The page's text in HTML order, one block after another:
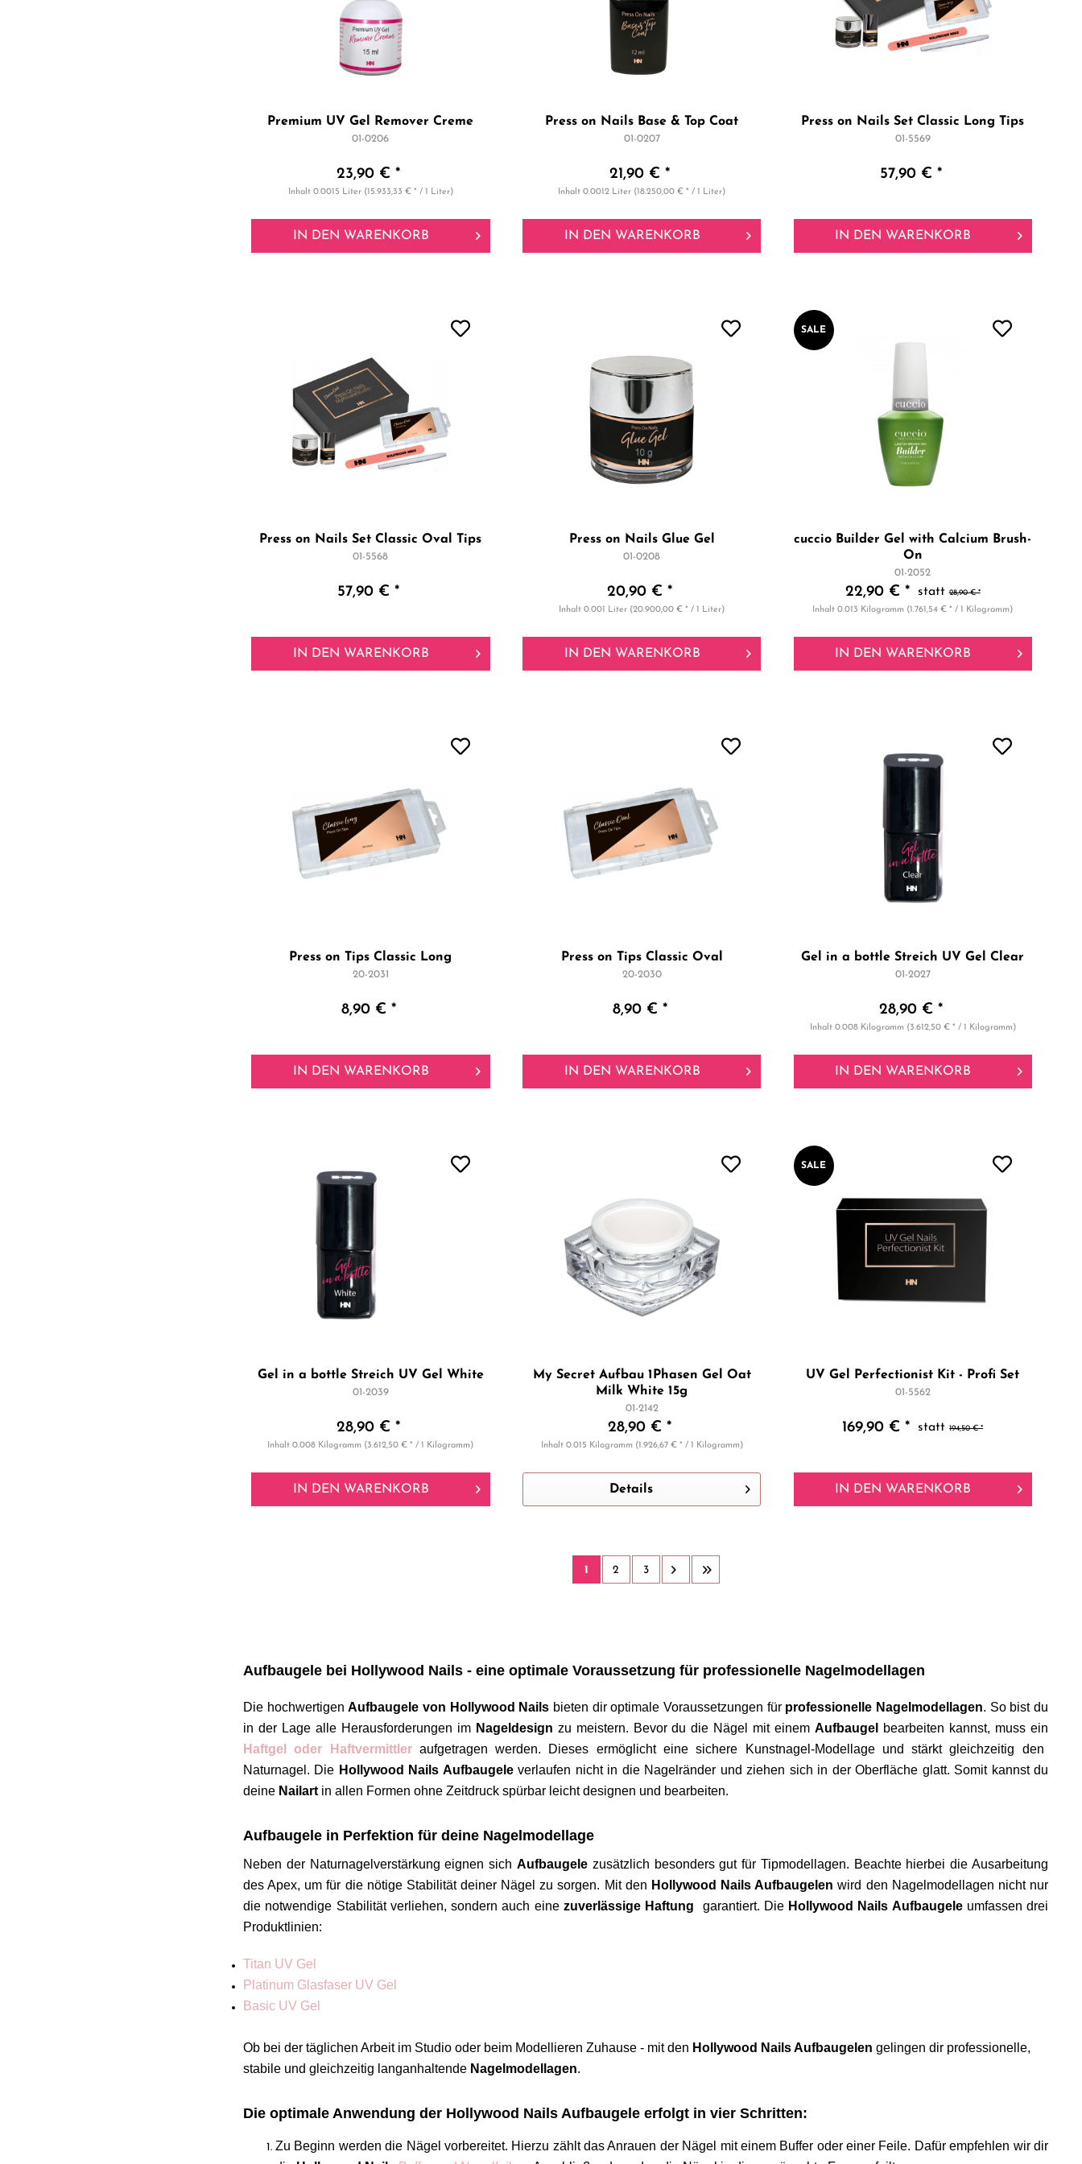
Premium UV Gel Remover Creme
01-0206
23,90 € *
Inhalt 0.0015 Liter (15.933,33 € * / 1 Liter)
IN DEN WARENKORB
Press on Nails Base & Top Coat
01-0207
21,90 € *
Inhalt0.0012 Liter (18.250,00 € * / 1 Liter)
IN DEN WARENKORB
Press on Nails Set Classic Long Tips
01-5569
57,90 € *
IN DEN WARENKORB
Press on Nails Set Classic Oval Tips
01-5568
57,90 € *
IN DEN WARENKORB
Press on Nails Glue Gel
01-0208
20,90 € *
Inhalt0.001 Liter (20.900,00 € * / 1 Liter)
IN DEN WARENKORB
SALE
cuccio Builder Gel with Calcium Brush-
On
01-2052
22,90 € *
28,90 € *
Inhalt0.013 Kilogramm (1.761,54 € * / 1 Kilogramm)
IN DEN WARENKORB
Press on Tips Classic Long
20-2031
8,90 € *
IN DEN WARENKORB
Press on Tips Classic Oval
20-2030
8,90 € *
IN DEN WARENKORB
Gel in a bottle Streich UV Gel Clear
01-2027
28,90 € *
Inhalt 0.008 Kilogramm (3.612,50 € * / 1 Kilogramm)
IN DEN WARENKORB
Gel in a bottle Streich UV Gel White
01-2039
28,90 € *
Inhalt0.008 Kilogramm (3.612,50 € * / 1 Kilogramm)
IN DEN WARENKORB
My Secret Aufbau 1Phasen Gel Oat
Milk White 15g
01-2142
28,90 € *
Inhalt 0.015 Kilogramm (1.926,67 € * / 1 Kilogramm)
Details
SALE
UV Gel Perfectionist Kit - Profi Set
01-5562
169,90 € * 194,50 € *
IN DEN WARENKORB
1 2 3
Aufbaugele bei Hollywood Nails - eine optimale Voraussetzung für professionelle Nagelmodellagen
Die hochwertigenAufbaugele von Hollywood Nails bieten dir optimale Voraussetzungen für professionelle Nagelmodellagen. So bist du
in der Lage alle Herausforderungen im Nageldesign zu meistern. Bevor du die Nägel mit einemAufbaugel
bearbeiten kannst, muss ein
Haftgel oder Haftvermittleraufgetragen werden. Dieses ermöglicht eine sichere Kunstnagel-Modellage und stärkt gleichzeitig den
Naturnagel. Die Hollywood Nails Aufbaugeleverlaufen nicht in die Nagelränder und ziehen sich in der Oberfläche glatt. Somit kannst du
deine Nailart in allen Formen ohne Zeitdruck spürbar leicht designen und bearbeiten.
Aufbaugele in Perfektion für deine Nagelmodellage
Neben der Naturnagelverstärkung eignen sich Aufbaugelezusätzlich besonders gut für Tipmodellagen. Beachte hierbei die Ausarbeitung
des Apex, um für die nötige Stabilität deiner Nägel zu sorgen. Mit den Hollywood Nails Aufbaugelenwird den Nagelmodellagen nicht nur
die notwendige Stabilität verliehen, sondern auch eine zuverlässige Haftung garantiert. Die Hollywood Nails Aufbaugele umfassen drei
Produktlinien:
Titan UV Gel
Platinum Glasfaser UV Gel
Basic UV Gel
Ob bei der täglichen Arbeit im Studio oder beim Modellieren Zuhause - mit den Hollywood Nails Aufbaugelen gelingen dir professionelle,
stabile und gleichzeitig langanhaltende Nagelmodellagen.
Die optimale Anwendung der Hollywood Nails Aufbaugele erfolgt in vier Schritten:
Zu Beginn werden die Nägel vorbereitet. Hierzu zählt das Anrauen der Nägel mit einem Buffer oder einer Feile. Dafür empfehlen wir dir